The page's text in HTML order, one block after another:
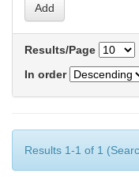
Results/Page
In order
Results 1-1 of 1